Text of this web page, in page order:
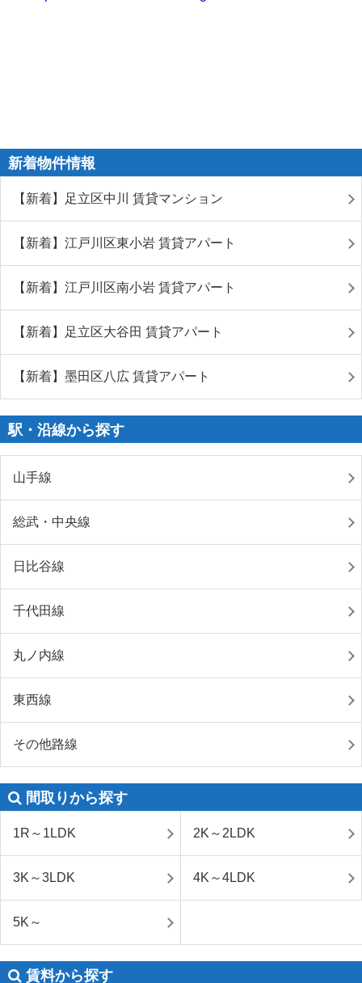
新着物件情報
【新着】足立区中川 賃貸マンション
【新着】江戸川区東小岩 賃貸アパート
【新着】江戸川区南小岩 賃貸アパート
【新着】足立区大谷田 賃貸アパート
【新着】墨田区八広 賃貸アパート
駅・沿線から探す
山手線
総武・中央線
日比谷線
千代田線
丸ノ内線
東西線
その他路線
間取りから探す
1R～1LDK 2K～2LDK
3K～3LDK 4K～4LDK
5K～
賃料から探す